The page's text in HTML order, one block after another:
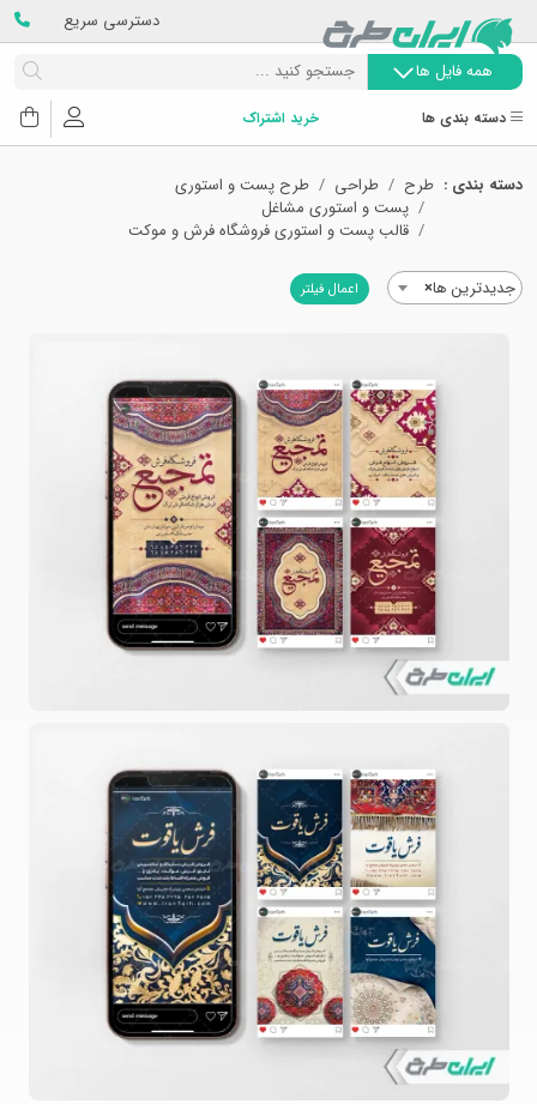
دسترسی سریع
همه فایل ها
دسته بندی ها خرید اشتراک
دسته بندی : طرح طراحی
طرح پست و استوری
پست و استوری مشاغل
قالب پست و استوری فروشگاه فرش و موکت
×جدیدترین ها اعمال فیلتر